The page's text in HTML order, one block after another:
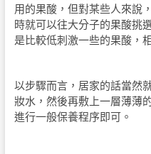
用的果酸，但對某些人來說
時就可以往大分子的果酸挑
是比較低刺激一些的果酸，
以步驟而言，居家的話當然
妝水，然後再敷上一層薄薄
進行一般保養程序即可。